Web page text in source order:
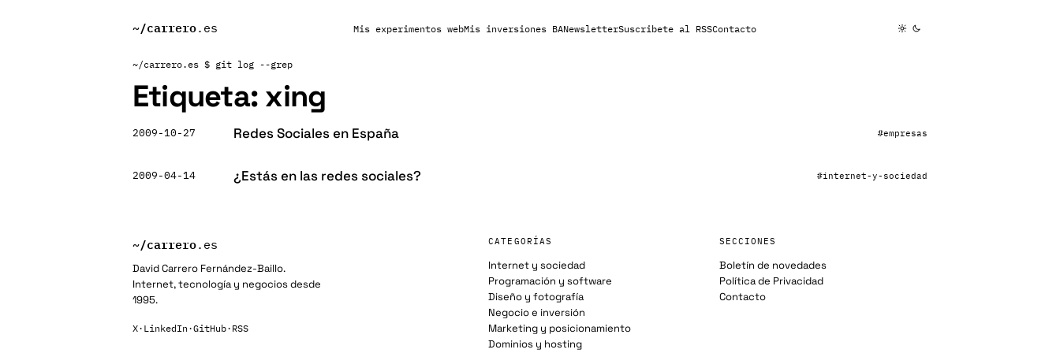
~/carrero.es Mis experimentos webMis inversiones BANewsletterSuscribete al RSSContacto
~/carrero.es $ git log --grep
Etiqueta: xing
2009-10-27 Redes Sociales en España #empresas
2009-04-14 ¿Estás en las redes sociales? #internet-y-sociedad
~/carrero.es
David Carrero Fernández-Baillo.
Internet, tecnología y negocios desde
1995.
X· LinkedIn·GitHub· RSS
CATEGORÍAS
Internet y sociedad
Programación y software
Diseño y fotografía
Negocio e inversión
Marketing y posicionamiento
Dominios y hosting
SECCIONES
Boletín de novedades
Política de Privacidad
Contacto